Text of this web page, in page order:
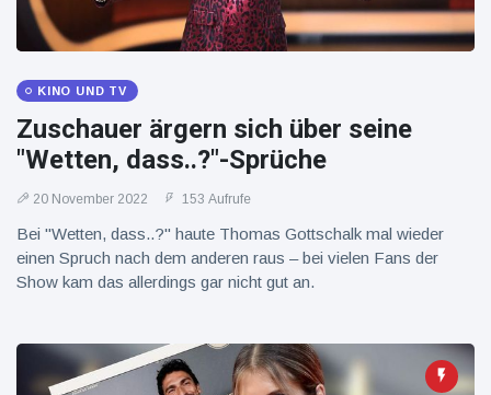
KINO UND TV
Zuschauer ärgern sich über seine
"Wetten, dass..?"-Sprüche
20 November 2022 153 Aufrufe
Bei "Wetten, dass..?" haute Thomas Gottschalk mal wieder
einen Spruch nach dem anderen raus – bei vielen Fans der
Show kam das allerdings gar nicht gut an.